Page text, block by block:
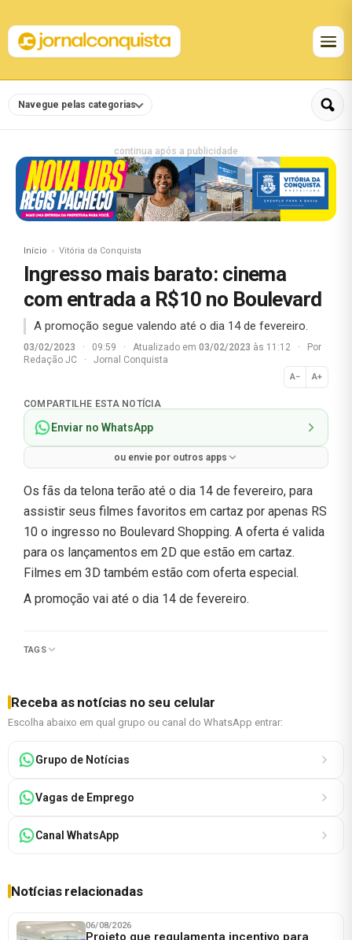
Navegue pelas categorias
continua após a publicidade
Início Vitória da Conquista
Ingresso mais barato: cinema
com entrada a R$10 no Boulevard
A promoção segue valendo até o dia 14 de fevereiro.
03/02/2023 · 09:59 · Atualizado em 03/02/2023 às 11:12 ·
Por
Redação JC
· Jornal Conquista
A− A+
Normal
COMPARTILHE ESTA NOTÍCIA
Enviar no WhatsApp
ou envie por outros apps
Os fãs da telona terão até o dia 14 de fevereiro, para
assistir seus filmes favoritos em cartaz por apenas RS
10 o ingresso no Boulevard Shopping. A oferta é valida
para os lançamentos em 2D que estão em cartaz.
Filmes em 3D também estão com oferta especial.
A promoção vai até o dia 14 de fevereiro.
TAGS
Receba as notícias no seu celular
Escolha abaixo em qual grupo ou canal do WhatsApp entrar:
Grupo de Notícias
Vagas de Emprego
Canal WhatsApp
Notícias relacionadas
06/08/2026
Projeto que regulamenta incentivo para